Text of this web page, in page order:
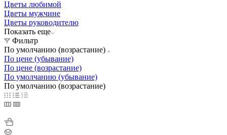
Цветы любимой
Цветы мужчине
Цветы руководителю
Показать еще
Фильтр
По умолчанию (возрастание)
По цене (убывание)
По цене (возрастание)
По умолчанию (убывание)
По умолчанию (возрастание)